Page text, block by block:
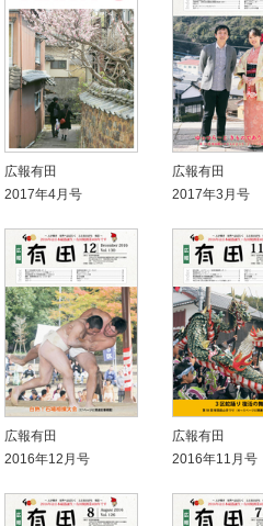
広報有田
2017年4月号
広報有田
2017年3月号
広報有田
2016年12月号
広報有田
2016年11月号